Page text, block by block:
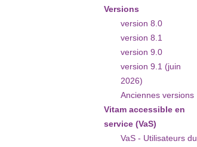
Versions
version 8.0
version 8.1
version 9.0
version 9.1 (juin
2026)
Anciennes versions
Vitam accessible en
service (VaS)
VaS - Utilisateurs du